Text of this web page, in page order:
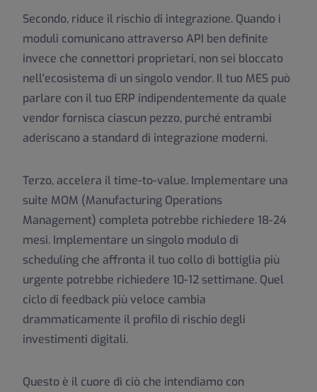
Secondo, riduce il rischio di integrazione. Quando i
moduli comunicano attraverso API ben definite
invece che connettori proprietari, non sei bloccato
nell'ecosistema di un singolo vendor. Il tuo MES può
parlare con il tuo ERP indipendentemente da quale
vendor fornisca ciascun pezzo, purché entrambi
aderiscano a standard di integrazione moderni.
Terzo, accelera il time-to-value. Implementare una
suite MOM (Manufacturing Operations
Management) completa potrebbe richiedere 18-24
mesi. Implementare un singolo modulo di
scheduling che affronta il tuo collo di bottiglia più
urgente potrebbe richiedere 10-12 settimane. Quel
ciclo di feedback più veloce cambia
drammaticamente il profilo di rischio degli
investimenti digitali.
Questo è il cuore di ciò che intendiamo con